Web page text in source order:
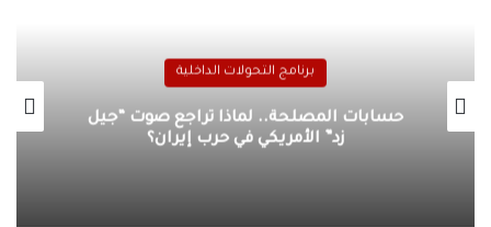
برنامج التحولات الداخلية
حسابات المصلحة.. لماذا تراجع صوت “جيل
زد” الأمريكي في حرب إيران؟